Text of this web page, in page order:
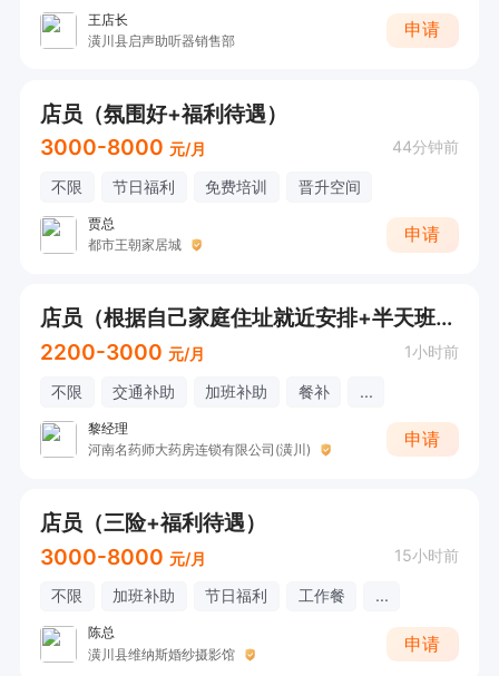
王店长
潢川县启声助听器销售部
申请
店员（氛围好+福利待遇）
3000-8000 元/月 44分钟前
不限 节日福利 免费培训 晋升空间
贾总
都市王朝家居城
申请
店员（根据自己家庭住址就近安排+半天班+暑假工勿扰）
2200-3000 元/月 1小时前
不限 交通补助 加班补助 餐补 ...
黎经理
河南名药师大药房连锁有限公司(潢川)
申请
店员（三险+福利待遇）
3000-8000 元/月 15小时前
不限 加班补助 节日福利 工作餐 ...
陈总
潢川县维纳斯婚纱摄影馆
申请